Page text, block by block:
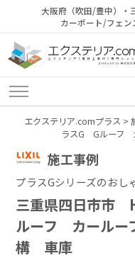
大阪府（吹田/豊中）・
カーポート/フェ
エクステリア.comプラス >
ラスG Gルーフ
施工事例
プラスGシリーズのお
三重県四日市市
ルーフ カール
構 車庫